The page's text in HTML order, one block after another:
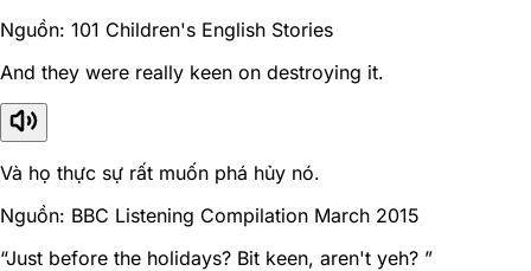
Nguồn: 101 Children's English Stories
And they were really keen on destroying it.
Và họ thực sự rất muốn phá hủy nó.
Nguồn: BBC Listening Compilation March 2015
“Just before the holidays? Bit keen, aren't yeh? ”